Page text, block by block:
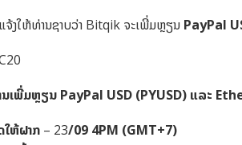
ຈ້ງໃຫ້ທ່ານຊາບວ່າ Bitqik ຈະເພີ່ມຫຼຽນ PayPal
ນເພີ່ມຫຼຽນ PayPal USD (PYUSD) ແລະ
ໃຫ້ຝາກ – 23/09 4PM (GMT+7)